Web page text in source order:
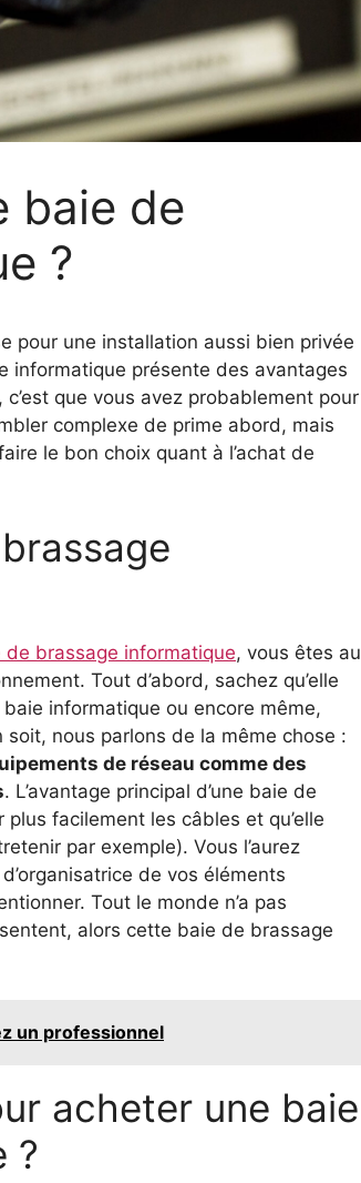
baie de
?
pour une installation aussi bien privée
informatique présente des avantages
que vous avez probablement pour
complexe de prime abord, mais
le bon choix quant à l’achat de
de brassage informatique, vous êtes au
Tout d’abord, sachez qu’elle
informatique ou encore même,
soit, nous parlons de la même chose :
de réseau comme des
. L’avantage principal d’une baie de
plus facilement les câbles et qu’elle
par exemple). Vous l’aurez
de vos éléments
Tout le monde n’a pas
alors cette baie de brassage
un professionnel
acheter une baie
?